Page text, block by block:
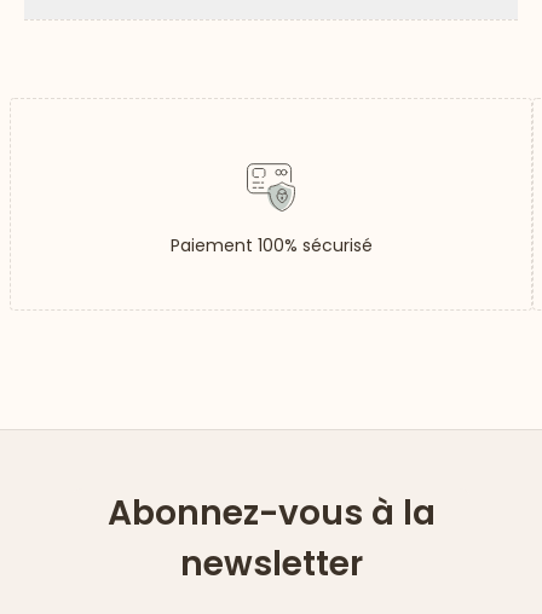
Paiement 100% sécurisé
Abonnez-vous à la
newsletter